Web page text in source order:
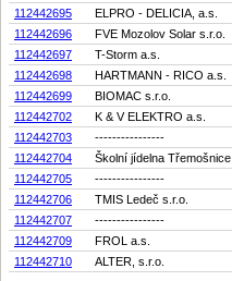
112442695
ELPRO - DELICIA, a.s.
112442696
FVE Mozolov Solar s.r.o.
112442697
T-Storm a.s.
112442698
HARTMANN - RICO a.s.
112442699
BIOMAC s.r.o.
112442702
K & V ELEKTRO a.s.
112442703
----------------
112442704
Školní jídelna Třemošnice
112442705
----------------
112442706
TMIS Ledeč s.r.o.
112442707
----------------
112442709
FROL a.s.
112442710
ALTER, s.r.o.